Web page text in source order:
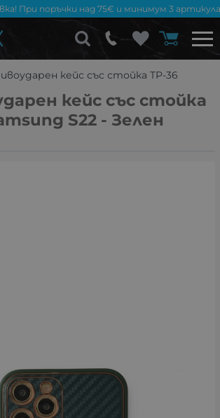
При поръчки над 75€ и минимум 3
кейс със стойка TP-36
кейс със стойка
S22 - Зелен